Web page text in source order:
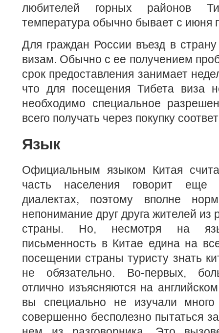
любителей горных районов
температура обычно бывает с июня
Для граждан России въезд в
визам. Обычно с ее получением
срок предоставления занимает
что для посещения Тибета виза
необходимо специальное
всего получать через покупку
Язык
Официальным языком Китая
часть населения говорит
диалектах, поэтому вполне
непонимание друг друга жителей из
страны. Но, несмотря на
письменность в Китае едина на
посещении страны туристу знать
не обязательно. Во-первых,
отлично изъясняются на
вы специально не изучали много
совершенно бесполезно пытаться